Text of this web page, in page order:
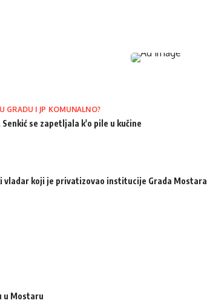
GRADU I JP KOMUNALNO?
se zapetljala k'o pile u kučine
vladar koji je privatizovao institucije Grada Mostara
u Mostaru